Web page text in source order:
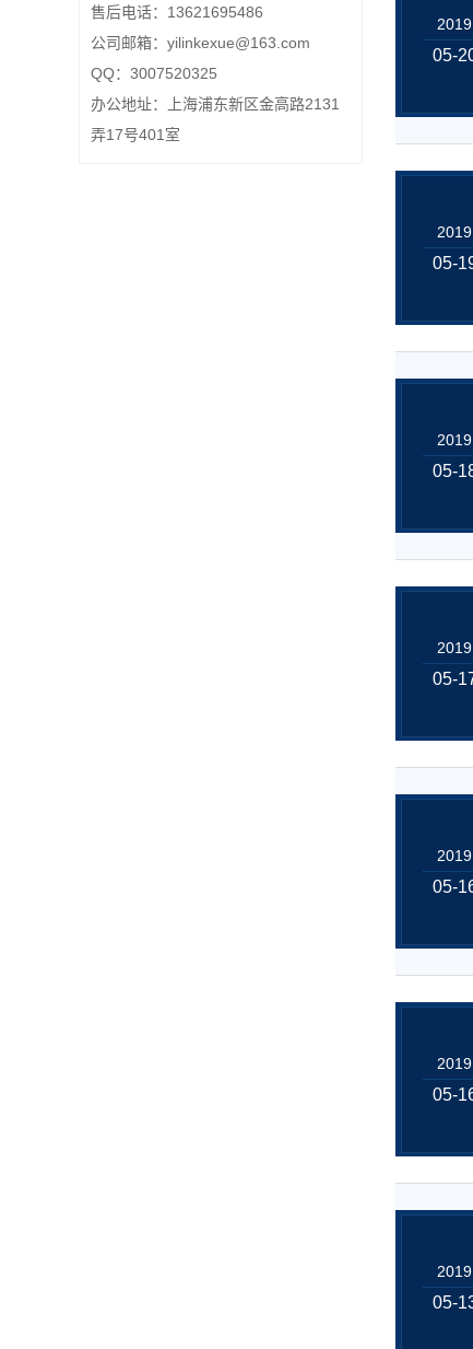
2019
05-
2019
05-
2019
05-
2019
05-
2019
05-
2019
05-
2019
05-
售后电话：13621695486
公司邮箱：yilinkexue@163.com
QQ：3007520325
办公地址：上海浦东新区金高路2131
弄17号401室